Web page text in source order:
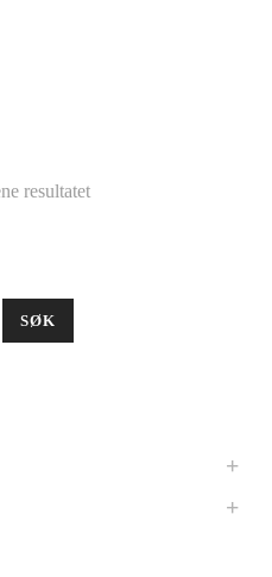
resultatet
SØK